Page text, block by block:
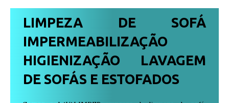
LIMPEZA DE SOFÁ
IMPERMEABILIZAÇÃO
HIGIENIZAÇÃO LAVAGEM
DE SOFÁS E ESTOFADOS